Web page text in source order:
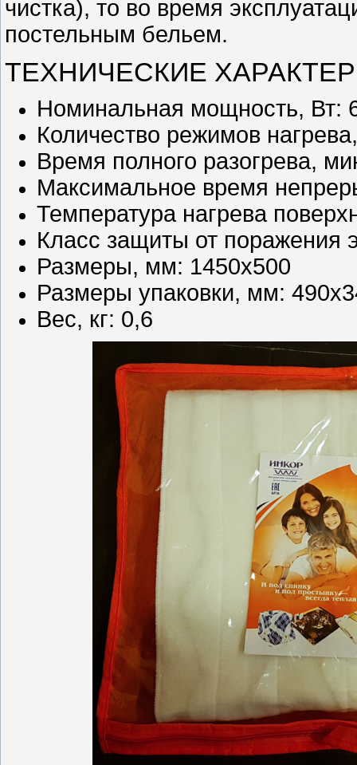
чистка), то во время
постельным бельем.
ТЕХНИЧЕСКИЕ
Номинальная мощность, Вт:
Количество режимов
Время полного разогрева,
Максимальное время
Температура нагрева
Класс защиты от поражения
Размеры, мм: 1450х500
Размеры упаковки, мм:
Вес, кг: 0,6